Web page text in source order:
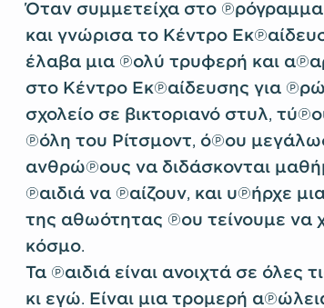
Όταν συμμετείχα στο
και γνώρισα το Κέντρο
έλαβα μια πολύ τρυφερή και
στο Κέντρο Εκπαίδευσης για
σχολείο σε βικτοριανό στυλ,
πόλη του Ρίτσμοντ, όπου
ανθρώπους να διδάσκονται
παιδιά να παίζουν, και υπήρχε
της αθωότητας που τείνουμε να
κόσμο.
Τα παιδιά είναι ανοιχτά σε όλες
κι εγώ. Είναι μια τρομερή